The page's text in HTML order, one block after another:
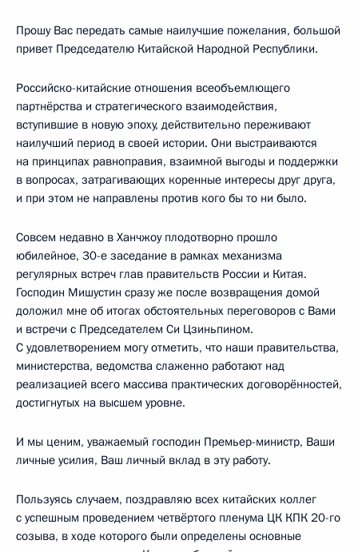
Прошу Вас передать самые наилучшие пожелания, большой
привет Председателю Китайской Народной Республики.
Российско-китайские отношения всеобъемлющего
партнёрства и стратегического взаимодействия,
вступившие в новую эпоху, действительно переживают
наилучший период в своей истории. Они выстраиваются
на принципах равноправия, взаимной выгоды и поддержки
в вопросах, затрагивающих коренные интересы друг друга,
и при этом не направлены против кого бы то ни было.
Совсем недавно в Ханчжоу плодотворно прошло
юбилейное, 30-е заседание в рамках механизма
регулярных встреч глав правительств России и Китая.
Господин Мишустин сразу же после возвращения домой
доложил мне об итогах обстоятельных переговоров с Вами
и встречи с Председателем Си Цзиньпином.
С удовлетворением могу отметить, что наши правительства,
министерства, ведомства слаженно работают над
реализацией всего массива практических договорённостей,
достигнутых на высшем уровне.
И мы ценим, уважаемый господин Премьер-министр, Ваши
личные усилия, Ваш личный вклад в эту работу.
Пользуясь случаем, поздравляю всех китайских коллег
с успешным проведением четвёртого пленума ЦК КПК 20-го
созыва, в ходе которого были определены основные